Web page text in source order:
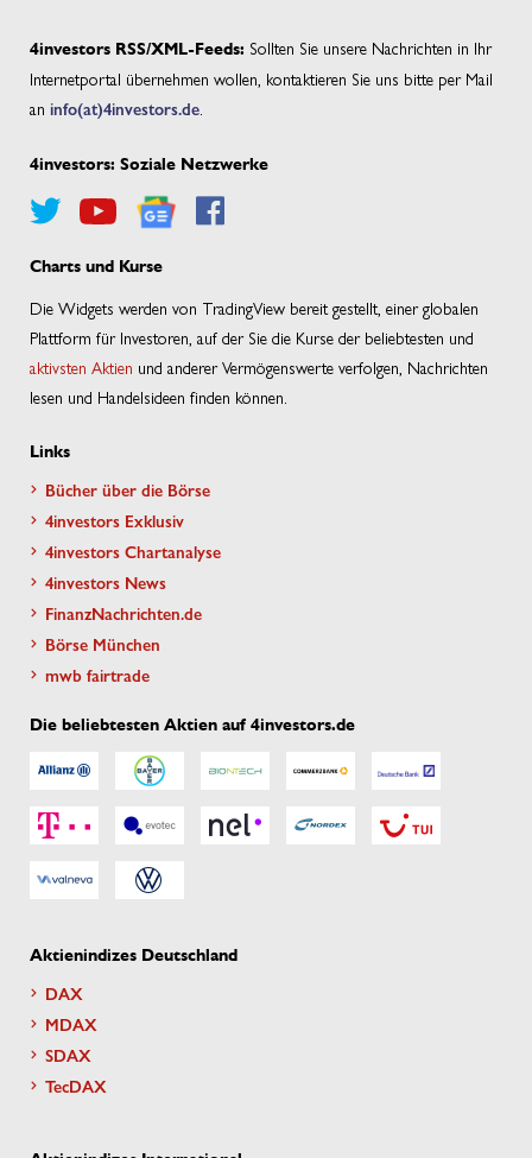
4investors RSS/XML-Feeds: Sollten Sie unsere Nachrichten in Ihr
Internetportal übernehmen wollen, kontaktieren Sie uns bitte per Mail
an info(at)4investors.de
4investors: Soziale Netzwerke
Charts und Kurse
Die Widgets werden von TradingView bereit gestellt, einer globalen
Plattform für Investoren, auf der Sie die Kurse der beliebtesten und
aktivsten Aktien und anderer Vermögenswerte verfolgen, Nachrichten
lesen und Handelsideen finden können.
Links
Bücher über die Börse
4investors Exklusiv
4investors Chartanalyse
4investors News
FinanzNachrichten.de
Börse München
mwb fairtrade
Die beliebtesten Aktien auf 4investors.de
Aktienindizes Deutschland
DAX
MDAX
SDAX
TecDAX